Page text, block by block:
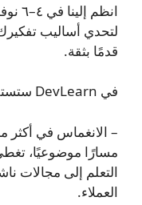
لتحدي أساليب
قدمًا بثقة.
في DevLearn ستستفيد من:
مسارًا موضوعيًا،
التعلم إلى مجالات
العملاء.